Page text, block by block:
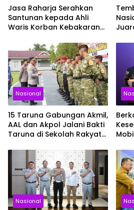
Jasa Raharja Serahkan
Santunan kepada Ahli
Waris Korban Kebakaran
Nasional
15 Taruna Gabungan Akmil,
AAL dan Akpol Jalani Bakti
Taruna di Sekolah Rakyat
Nasional